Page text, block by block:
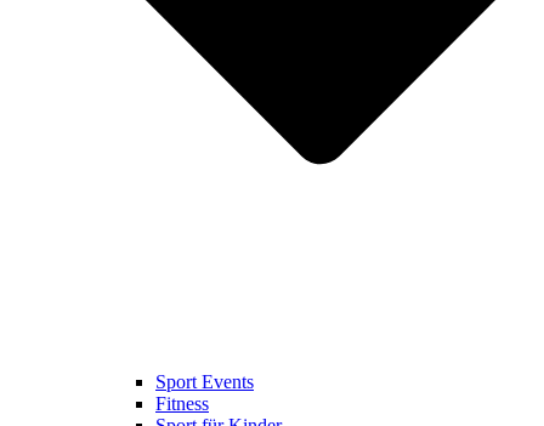
Sport Events
Fitness